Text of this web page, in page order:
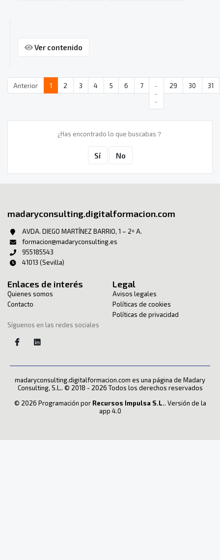
Ver contenido
Anterior 1 2 3 4 5 6 7
-
-
-
29 30 31
¿Has encontrado lo que buscabas？
Sí No
madaryconsulting.digitalformacion.com
AVDA. DIEGO MARTÍNEZ BARRIO, 1 – 2º A.
formacion@madaryconsulting.es
955185543
41013 (Sevilla)
Enlaces de interés
Quienes somos
Contacto
Legal
Avisos legales
Políticas de cookies
Políticas de privacidad
Síguenos en las redes sociales
madaryconsulting.digitalformacion.com es una página de Madary
Consulting, S.L.. © 2018 - 2026 Todos los derechos reservados
© 2026 Programación por Recursos Impulsa S.L.. Versión de la
app 4.0